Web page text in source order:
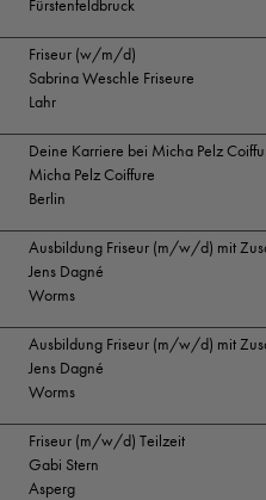
Fürstenfeldbruck
Friseur (w/m/d)
Sabrina Weschle Friseure
Lahr
Deine Karriere bei Micha Pelz
Micha Pelz Coiffure
Berlin
Ausbildung Friseur (m/w/d) mit
Jens Dagné
Worms
Ausbildung Friseur (m/w/d) mit
Jens Dagné
Worms
Friseur (m/w/d) Teilzeit
Gabi Stern
Asperg